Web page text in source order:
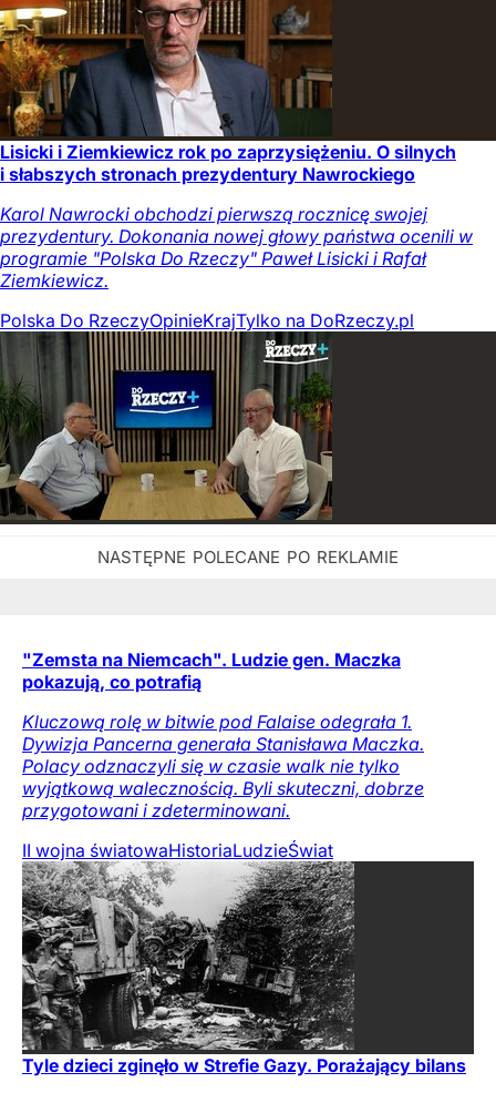
Lisicki i Ziemkiewicz rok po zaprzysiężeniu. O silnych
i słabszych stronach prezydentury Nawrockiego
Karol Nawrocki obchodzi pierwszą rocznicę swojej
prezydentury. Dokonania nowej głowy państwa ocenili w
programie "Polska Do Rzeczy" Paweł Lisicki i Rafał
Ziemkiewicz.
Polska Do RzeczyOpinieKrajTylko na DoRzeczy.pl
"Zemsta na Niemcach". Ludzie gen. Maczka
pokazują, co potrafią
Kluczową rolę w bitwie pod Falaise odegrała 1.
Dywizja Pancerna generała Stanisława Maczka.
Polacy odznaczyli się w czasie walk nie tylko
wyjątkową walecznością. Byli skuteczni, dobrze
przygotowani i zdeterminowani.
II wojna światowaHistoriaLudzieŚwiat
Tyle dzieci zginęło w Strefie Gazy. Porażający bilans